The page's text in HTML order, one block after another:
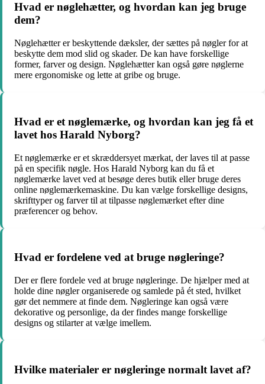
Hvad er nøglehætter, og hvordan kan jeg bruge
dem?
Nøglehætter er beskyttende dæksler, der sættes på nøgler for at
beskytte dem mod slid og skader. De kan have forskellige
former, farver og design. Nøglehætter kan også gøre nøglerne
mere ergonomiske og lette at gribe og bruge.
Hvad er et nøglemærke, og hvordan kan jeg få et
lavet hos Harald Nyborg?
Et nøglemærke er et skræddersyet mærkat, der laves til at passe
på en specifik nøgle. Hos Harald Nyborg kan du få et
nøglemærke lavet ved at besøge deres butik eller bruge deres
online nøglemærkemaskine. Du kan vælge forskellige designs,
skrifttyper og farver til at tilpasse nøglemærket efter dine
præferencer og behov.
Hvad er fordelene ved at bruge nøgleringe?
Der er flere fordele ved at bruge nøgleringe. De hjælper med at
holde dine nøgler organiserede og samlede på ét sted, hvilket
gør det nemmere at finde dem. Nøgleringe kan også være
dekorative og personlige, da der findes mange forskellige
designs og stilarter at vælge imellem.
Hvilke materialer er nøgleringe normalt lavet af?